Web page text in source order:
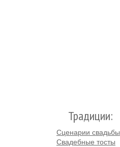
Традиции:
Сценарии свадьбы
Свадебные тосты